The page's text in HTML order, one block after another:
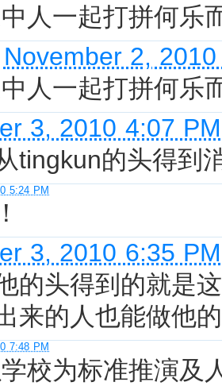
人一起打拼何乐
November 2,
人一起打拼何乐
3, 2010 4:07 PM
tingkun的头得到
5:24 PM
3, 2010 6:35 PM
的头得到的就是
来的人也能做他
7:48 PM
校为标准推演及